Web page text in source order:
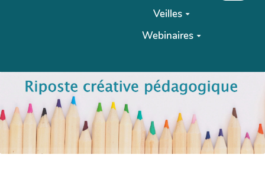
Veilles
Webinaires